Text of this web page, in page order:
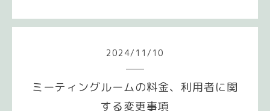
2024/ 11 / 10
ミーティングルームの料金、利用者に関
する変更事項